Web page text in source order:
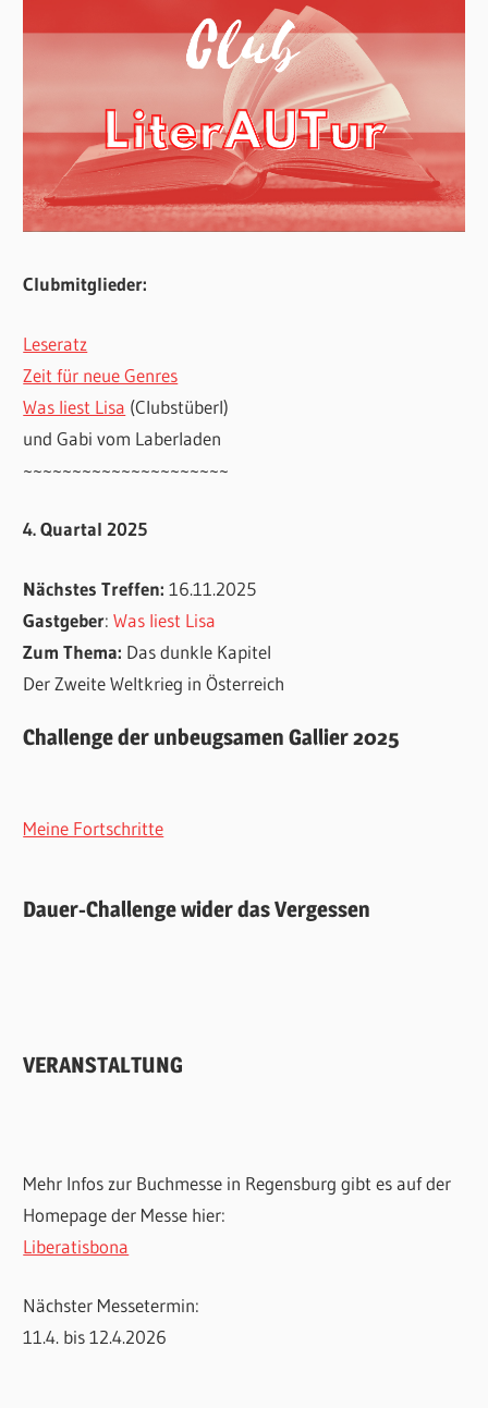
Clubmitglieder:
Leseratz
Zeit für neue Genres
Was liest Lisa (Clubstüberl)
und Gabi vom Laberladen
~~~~~~~~~~~~~~~~~~~~~
4. Quartal 2025
Nächstes Treffen:16.11.2025
Gastgeber:Was liest Lisa
Zum Thema: Das dunkle Kapitel
Der Zweite Weltkrieg in Österreich
Challenge der unbeugsamen Gallier 2025
Meine Fortschritte
Dauer-Challenge wider das Vergessen
VERANSTALTUNG
Mehr Infos zur Buchmesse in Regensburg gibt es auf der
Homepage der Messe hier:
Liberatisbona
Nächster Messetermin:
11.4. bis 12.4.2026